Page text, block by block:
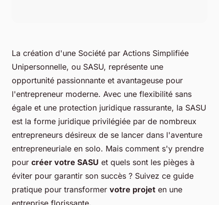
La création d'une Société par Actions Simplifiée
Unipersonnelle, ou SASU, représente une
opportunité passionnante et avantageuse pour
l'entrepreneur moderne. Avec une flexibilité sans
égale et une protection juridique rassurante, la SASU
est la forme juridique privilégiée par de nombreux
entrepreneurs désireux de se lancer dans l'aventure
entrepreneuriale en solo. Mais comment s'y prendre
pour créer votre SASU et quels sont les pièges à
éviter pour garantir son succès ? Suivez ce guide
pratique pour transformer votre projet en une
entreprise florissante.